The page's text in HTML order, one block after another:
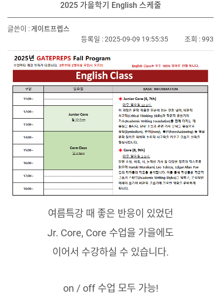
2025 가을학기 English 스케줄
글쓴이 : 게이트프렙스
등록일 : 2025-09-09 19:55:35
조회 : 993
여름특강 때 좋은 반응이 있었던
Jr. Core, Core 수업을 가을에도
이어서 수강하실 수 있습니다.
on / off 수업 모두 가능!